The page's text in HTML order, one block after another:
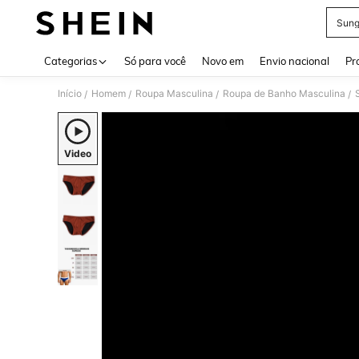
Categorias Só para você Novo em Envio nacional
Início / Homem / Roupa Masculina / Roupa de Banho Masculina /
Video